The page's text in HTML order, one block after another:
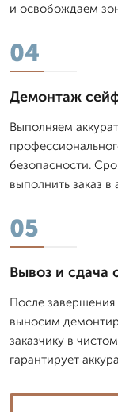
и освобождаем
04
Демонтаж
Выполняем
безопасности.
выполнить заказ в
05
Вывоз и сдача
После
выносим
заказчику в
гарантирует